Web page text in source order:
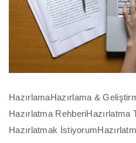
HazırlamaHazırlama &
Hazırlatma RehberiHazırlatma
Hazırlatmak İstiyorum